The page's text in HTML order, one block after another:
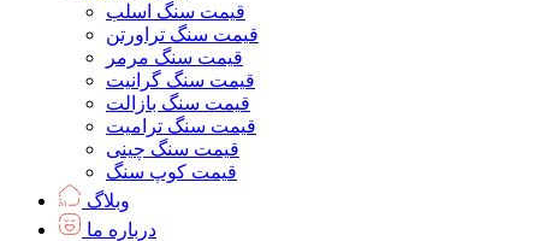
قیمت سنگ اسلب
قیمت سنگ تراورتن
قیمت سنگ مرمر
قیمت سنگ گرانیت
قیمت سنگ بازالت
قیمت سنگ ترامیت
قیمت سنگ چینی
قیمت کوپ سنگ
وبلاگ
درباره ما